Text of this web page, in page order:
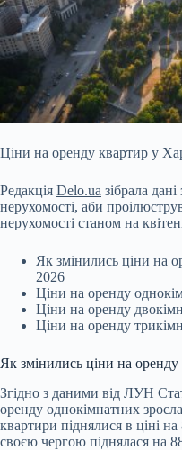
Ціни на оренду квартир у
Редакція Delo.ua зібрала
нерухомості, аби
нерухомості станом на
Як змінились ціни на
2026
Ціни на оренду
Ціни на оренду
Ціни на оренду
Як змінились ціни на оренду
Згідно з даними від ЛУН
оренду однокімнатних
квартири піднялися в ціні
своєю чергою піднялася на